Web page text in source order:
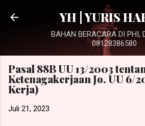
Langsung ke konten
YH | YURIS
BAHAN BERACARA DI PHI,
08128386580
Pasal 88B UU 13/2003
Ketenagakerjaan Jo. UU 6/
Kerja)
Juli 21, 2023